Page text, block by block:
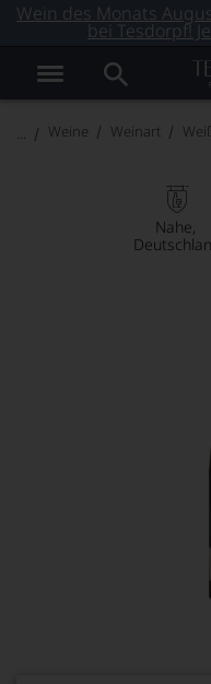
Wein des Monats
bei Tesdorpf!
Weine Weinart
Nahe